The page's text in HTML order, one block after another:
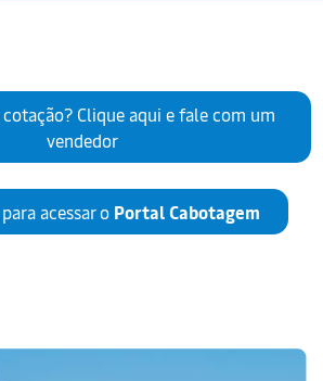
Clique aqui e fale com um
vendedor
acessar o Portal Cabotagem